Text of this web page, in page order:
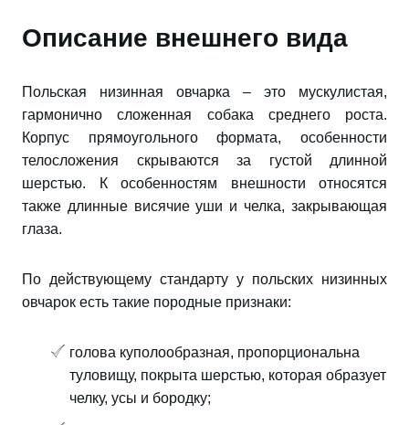
Описание внешнего вида
Польская низинная овчарка – это мускулистая,
гармонично сложенная собака среднего роста.
Корпус прямоугольного формата, особенности
телосложения скрываются за густой длинной
шерстью. К особенностям внешности относятся
также длинные висячие уши и челка, закрывающая
глаза.
По действующему стандарту у польских низинных
овчарок есть такие породные признаки:
голова куполообразная, пропорциональна
туловищу, покрыта шерстью, которая образует
челку, усы и бородку;